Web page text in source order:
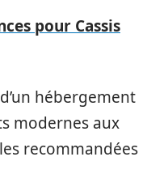
pour Cassis
hébergement
modernes aux
recommandées